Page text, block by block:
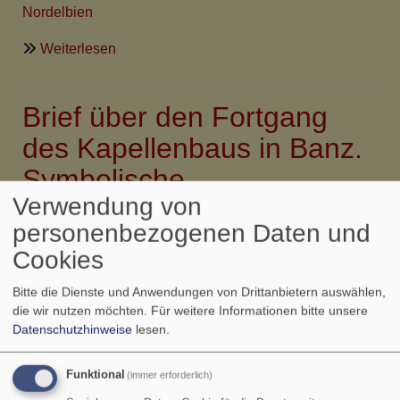
Nordelbien
Weiterlesen
Papua
besonders
LCCB
Banz
Brief über den Fortgang
des Kapellenbaus in Banz.
Symbolische
Grundsteinlegung
Rev. Horst & Helene Gerber Lutheran Church College
Banz, 07.03.10
(vergleiche auch diese Nachricht mit Plänen)
RUNDBRIEF
Verwendung von
personenbezogenen Daten und
Cookies
Bitte die Dienste und Anwendungen von Drittanbietern auswählen,
die wir nutzen möchten. Für weitere Informationen bitte unsere
Datenschutzhinweise lesen.
Funktional (immer erforderlich)